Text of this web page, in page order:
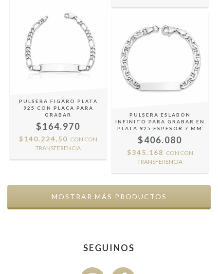
PULSERA FIGARO PLATA
925 CON PLACA PARA
GRABAR
$164.970
$140.224,50 CON CON
TRANSFERENCIA
PULSERA ESLABON
INFINITO PARA GRABAR EN
PLATA 925 ESPESOR 7 MM
$406.080
$345.168 CON CON
TRANSFERENCIA
MOSTRAR MÁS PRODUCTOS
SEGUINOS